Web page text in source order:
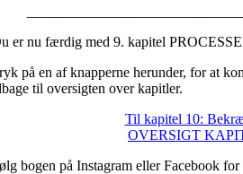
er nu færdig med 9. kapitel
på en af knapperne herunder, for at
til oversigten over kapitler.
Til kapitel 10:
OVERSIGT
bogen på Instagram eller Facebook